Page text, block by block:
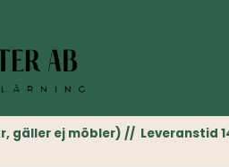
gäller ej möbler) //